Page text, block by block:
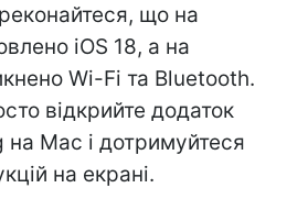
що на
iOS 18, а на
Wi-Fi та Bluetooth.
відкрийте додаток
Mac і дотримуйтеся
на екрані.